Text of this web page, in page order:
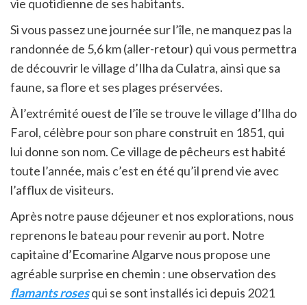
vie quotidienne de ses habitants.
Si vous passez une journée sur l’île, ne manquez pas la
randonnée de 5,6 km (aller-retour) qui vous permettra
de découvrir le village d’Ilha da Culatra, ainsi que sa
faune, sa flore et ses plages préservées.
À l’extrémité ouest de l’île se trouve le village d’Ilha do
Farol, célèbre pour son phare construit en 1851, qui
lui donne son nom. Ce village de pêcheurs est habité
toute l’année, mais c’est en été qu’il prend vie avec
l’afflux de visiteurs.
Après notre pause déjeuner et nos explorations, nous
reprenons le bateau pour revenir au port. Notre
capitaine d’Ecomarine Algarve nous propose une
agréable surprise en chemin : une observation des
flamants rosesqui se sont installés ici depuis 2021